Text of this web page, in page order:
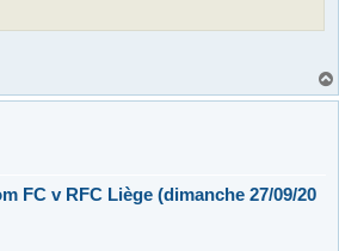
FC v RFC Liège (dimanche 27/09/20